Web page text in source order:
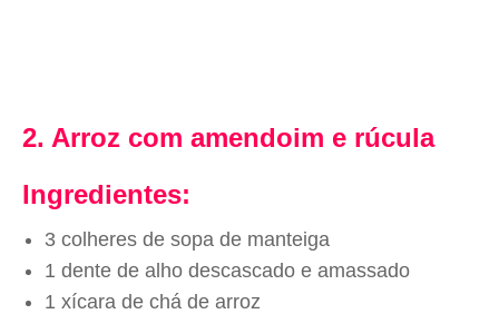
2. Arroz com amendoim e rúcula
Ingredientes:
3 colheres de sopa de manteiga
1 dente de alho descascado e amassado
1 xícara de chá de arroz